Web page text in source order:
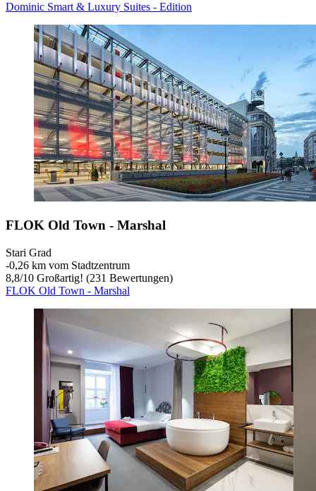
Dominic Smart & Luxury Suites - Edition
FLOK Old Town - Marshal
Stari Grad
‐0,26 km vom Stadtzentrum
8,8/10 Großartig! (231 Bewertungen)
FLOK Old Town - Marshal